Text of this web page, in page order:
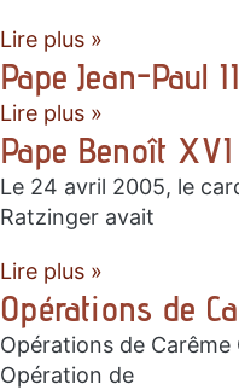
Lire plus »
Pape Jean-Paul II
Lire plus »
Pape Benoît XVI
Le 24 avril 2005, le
Ratzinger avait
Lire plus »
Opérations de
Opérations de
Opération de